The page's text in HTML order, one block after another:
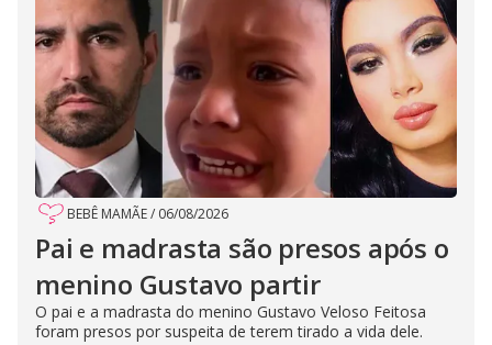
BEBÊ MAMÃE/ 06/08/2026
Pai e madrasta são presos após o
menino Gustavo partir
O pai e a madrasta do menino Gustavo Veloso Feitosa
foram presos por suspeita de terem tirado a vida dele.